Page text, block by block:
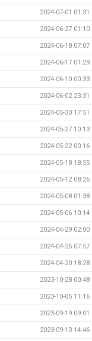
2024-07-01 01:31
2024-06-27 01:10
2024-06-18 07:07
2024-06-17 01:29
2024-06-10 00:33
2024-06-02 23:31
2024-05-30 17:51
2024-05-27 10:13
2024-05-22 00:16
2024-05-18 18:55
2024-05-12 08:26
2024-05-08 01:38
2024-05-06 10:14
2024-04-29 02:00
2024-04-25 07:57
2024-04-20 18:28
2023-10-28 00:48
2023-10-05 11:16
2023-09-19 09:01
2023-09-13 14:46